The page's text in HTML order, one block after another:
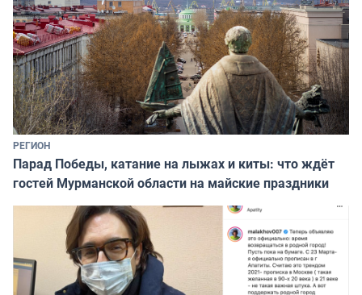
РЕГИОН
Парад Победы, катание на лыжах и киты: что ждёт
гостей Мурманской области на майские праздники